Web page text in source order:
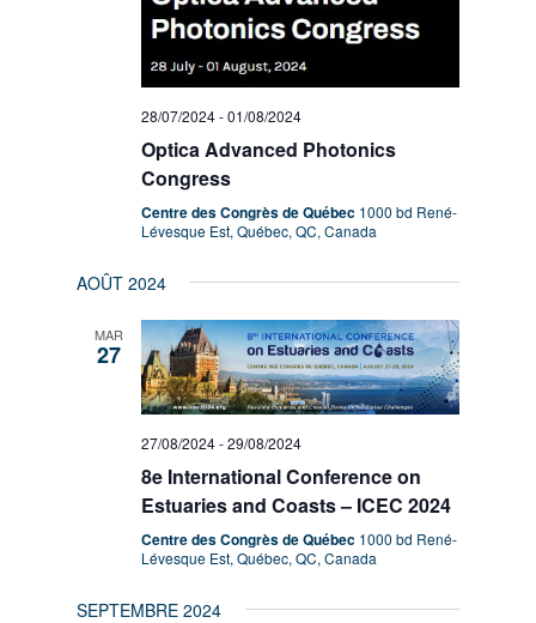
28/07/2024-01/08/2024
Optica Advanced Photonics
Congress
Centre des Congrès de Québec 1000 bd René-
Lévesque Est, Québec, QC, Canada
AOÛT 2024
MAR
27
27/08/2024-29/08/2024
8e International Conference on
Estuaries and Coasts – ICEC 2024
Centre des Congrès de Québec 1000 bd René-
Lévesque Est, Québec, QC, Canada
SEPTEMBRE 2024